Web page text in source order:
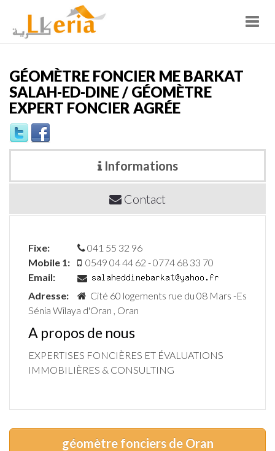
GÉOMÈTRE FONCIER ME BARKAT
SALAH-ED-DINE / GÉOMÈTRE
EXPERT FONCIER AGRÉE
Informations
Contact
Fixe:
041 55 32 96
Mobile 1:
0549 04 44 62 - 0774 68 33 70
Email:
Adresse:
Cité 60 logements rue du 08 Mars -Es
Sénia Wilaya d'Oran , Oran
A propos de nous
EXPERTISES FONCIÈRES ET ÉVALUATIONS
IMMOBILIÈRES & CONSULTING
géomètre fonciers de Oran